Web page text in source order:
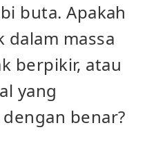
buta. Apakah
dalam massa
berpikir, atau
yang
benar?